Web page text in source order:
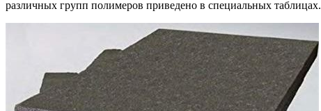
различных групп полимеров приведено в специальных таблицах.